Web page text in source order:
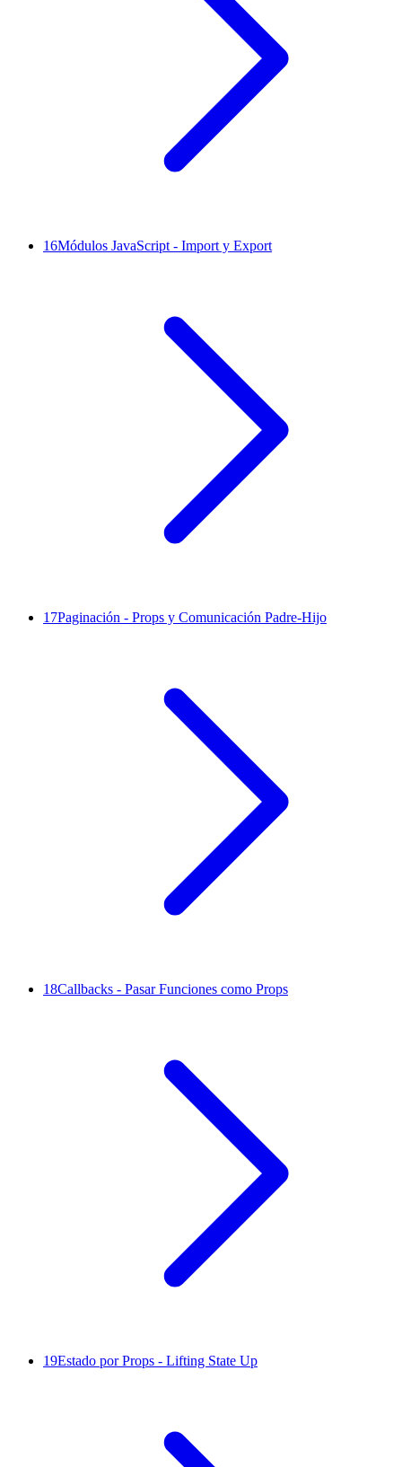
16Módulos JavaScript - Import y Export
17Paginación - Props y Comunicación Padre-Hijo
18Callbacks - Pasar Funciones como Props
19Estado por Props - Lifting State Up